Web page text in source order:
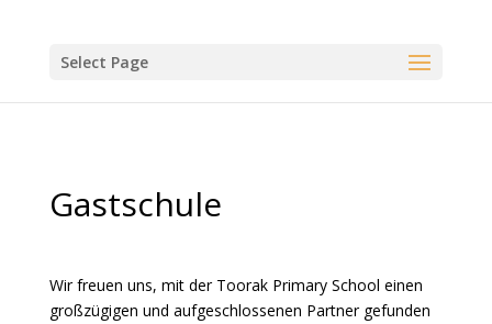
Select Page
Gastschule
Wir freuen uns, mit der Toorak Primary School einen
großzügigen und aufgeschlossenen Partner gefunden